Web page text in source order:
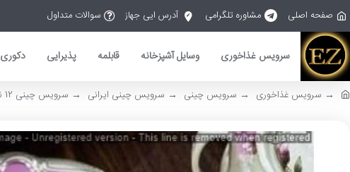
صفحه اصلی مشاوره تلگرامی آدرس ایی جهاز سوالات متداول
سرویس غذاخوری وسایل آشپزخانه قابلمه پذیرایی دکوری
سرویس غذاخوری سرویس چینی سرویس چینی ایرانی سرویس چینی 12 نفره